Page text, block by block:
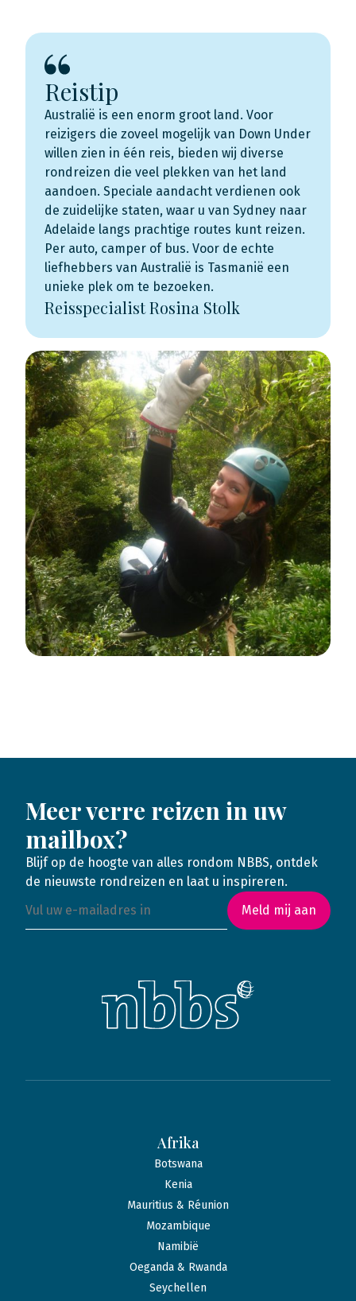
Reistip
Australië is een enorm groot land. Voor
reizigers die zoveel mogelijk van Down Under
willen zien in één reis, bieden wij diverse
rondreizen die veel plekken van het land
aandoen. Speciale aandacht verdienen ook
de zuidelijke staten, waar u van Sydney naar
Adelaide langs prachtige routes kunt reizen.
Per auto, camper of bus. Voor de echte
liefhebbers van Australië is Tasmanië een
unieke plek om te bezoeken.
Reisspecialist Rosina Stolk
Meer verre reizen in uw
mailbox?
Blijf op de hoogte van alles rondom NBBS, ontdek
de nieuwste rondreizen en laat u inspireren.
Meld mij aan
Afrika
Botswana
Kenia
Mauritius & Réunion
Mozambique
Namibië
Oeganda & Rwanda
Seychellen